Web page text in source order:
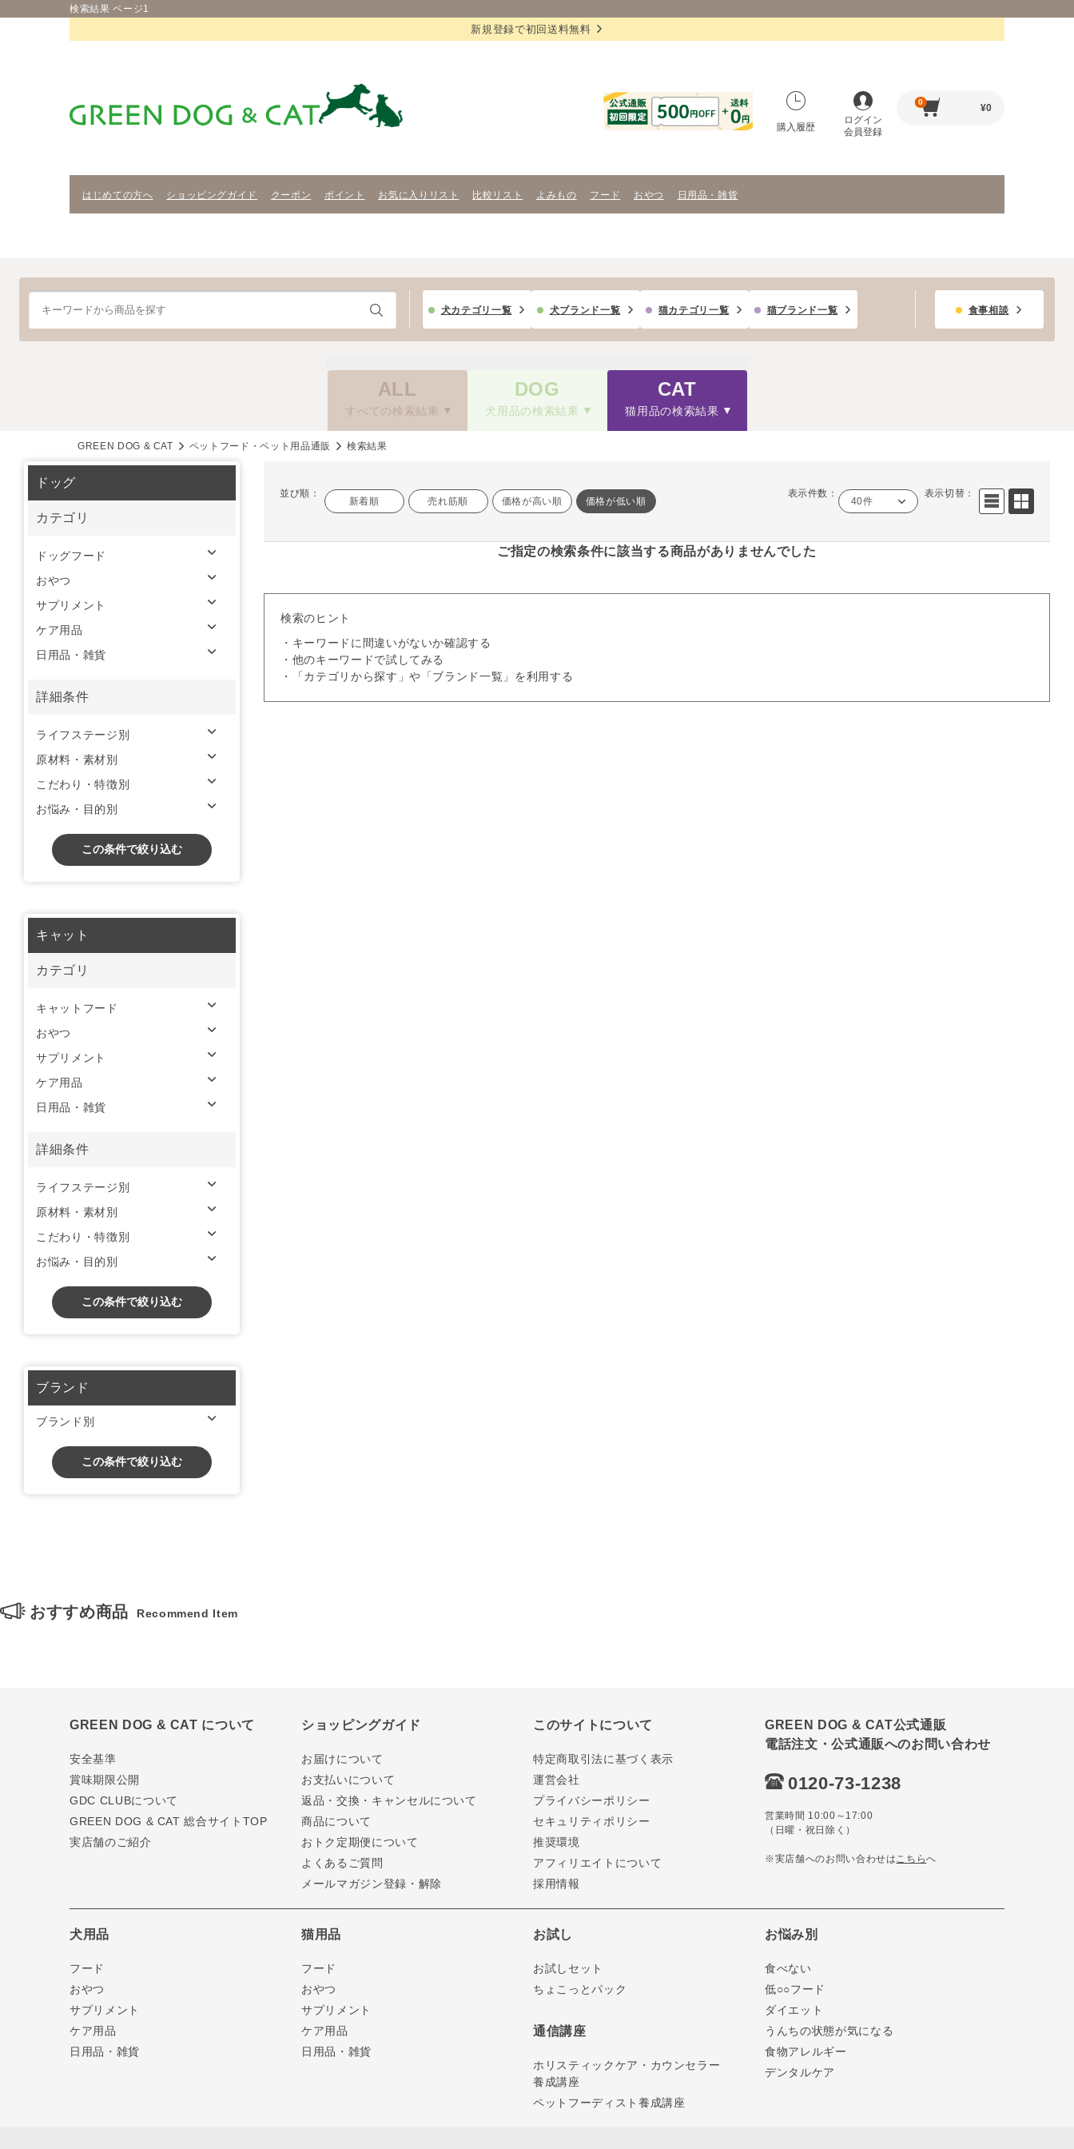
検索結果 ページ1
新規登録で初回送料無料
購入履歴
ログイン
会員登録
0
¥0
はじめての方へ ショッピングガイド クーポン ポイント お気に入りリスト 比較リスト よみもの フード おやつ 日用品・雑貨
犬カテゴリ一覧 犬ブランド一覧 猫カテゴリ一覧 猫ブランド一覧 食事相談
ALL
すべての検索結果
DOG
犬用品の検索結果
CAT
猫用品の検索結果
GREEN DOG & CAT ペットフード・ペット用品通販 検索結果
並び順：
新着順 売れ筋順 価格が高い順 価格が低い順
表示件数：
40件
表示切替：
ご指定の検索条件に該当する商品がありませんでした
検索のヒント
・キーワードに間違いがないか確認する
・他のキーワードで試してみる
・「カテゴリから探す」や「ブランド一覧」を利用する
ドッグ
カテゴリ
ドッグフード
おやつ
サプリメント
ケア用品
日用品・雑貨
詳細条件
ライフステージ別
原材料・素材別
こだわり・特徴別
お悩み・目的別
この条件で絞り込む
キャット
カテゴリ
キャットフード
おやつ
サプリメント
ケア用品
日用品・雑貨
詳細条件
ライフステージ別
原材料・素材別
こだわり・特徴別
お悩み・目的別
この条件で絞り込む
ブランド
ブランド別
この条件で絞り込む
おすすめ商品 Recommend Item
GREEN DOG & CAT について
安全基準
賞味期限公開
GDC CLUBについて
GREEN DOG & CAT 総合サイトTOP
実店舗のご紹介
ショッピングガイド
お届けについて
お支払いについて
返品・交換・キャンセルについて
商品について
おトク定期便について
よくあるご質問
メールマガジン登録・解除
このサイトについて
特定商取引法に基づく表示
運営会社
プライバシーポリシー
セキュリティポリシー
推奨環境
アフィリエイトについて
採用情報
GREEN DOG & CAT公式通販
電話注文・公式通販へのお問い合わせ
0120-73-1238
営業時間 10:00～17:00
（日曜・祝日除く）
※実店舗へのお問い合わせはこちらへ
犬用品
フード
おやつ
サプリメント
ケア用品
日用品・雑貨
猫用品
フード
おやつ
サプリメント
ケア用品
日用品・雑貨
お試し
お試しセット
ちょこっとパック
通信講座
ホリスティックケア・カウンセラー
養成講座
ペットフーディスト養成講座
お悩み別
食べない
低○○フード
ダイエット
うんちの状態が気になる
食物アレルギー
デンタルケア